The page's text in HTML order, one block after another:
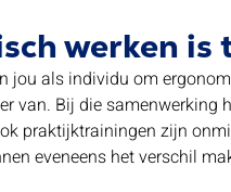
werken is
jou als individu om
van. Bij die
praktijktrainingen zijn
eveneens het verschil